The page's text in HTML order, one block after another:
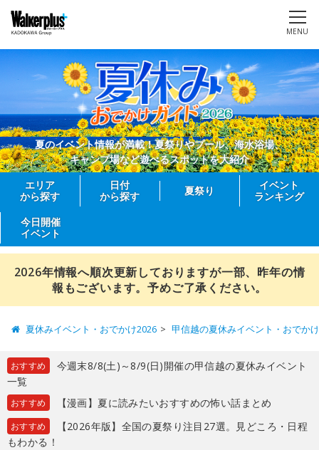
MENU
夏のイベント情報が満載！夏祭りやプール、海水浴場、
キャンプ場など遊べるスポットを大紹介
エリア
から探す
日付
から探す
夏祭り
イベント
ランキング
今日開催
イベント
2026年情報へ順次更新しておりますが一部、昨年の情
報もございます。予めご了承ください。
夏休みイベント・おでかけ2026 甲信越の夏休みイベント・おでか
おすすめ
今週末8/8(土)～8/9(日)開催の甲信越の夏休みイベント
一覧
おすすめ 【漫画】夏に読みたいおすすめの怖い話まとめ
おすすめ
【2026年版】全国の夏祭り注目27選。見どころ・日程
もわかる！